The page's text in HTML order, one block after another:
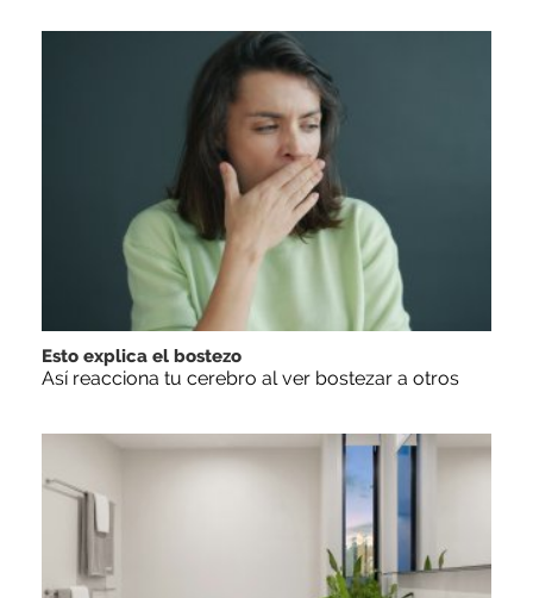
Esto explica el bostezo
Así reacciona tu cerebro al ver bostezar a otros